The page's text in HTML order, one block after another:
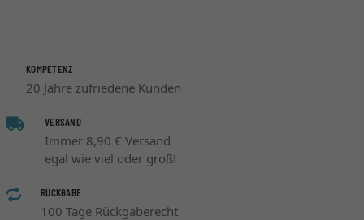
KOMPETENZ
20 Jahre zufriedene Kunden
VERSAND
Immer 8,90 € Versand
egal wie viel oder groß!
RÜCKGABE
100 Tage Rückgaberecht